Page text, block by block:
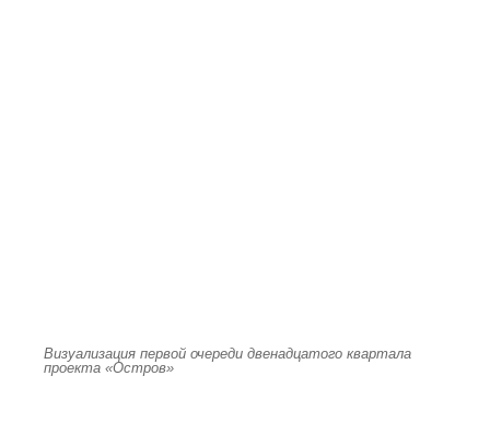
Визуализация первой очереди двенадцатого квартала
проекта «Остров»